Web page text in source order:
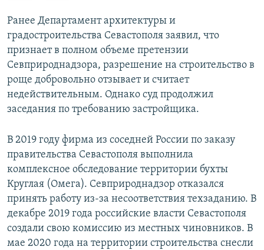
д
ы
д
у
щ
и
й
л
а
й
д
д
у
ю
щ
и
й
с
а
й
д
Ранее Департамент архитектуры и
градостроительства Севастополя заявил, что
признает в полном объеме претензии
Севприроднадзора, разрешение на строительство в
роще добровольно отзывает и считает
недействительным. Однако суд продолжил
заседания по требованию застройщика.
В 2019 году фирма из соседней России по заказу
правительства Севастополя выполнила
комплексное обследование территории бухты
Круглая (Омега). Севприроднадзор отказался
принять работу из-за несоответствия техзаданию. В
декабре 2019 года российские власти Севастополя
создали свою комиссию из местных чиновников. В
мае 2020 года на территории строительства снесли